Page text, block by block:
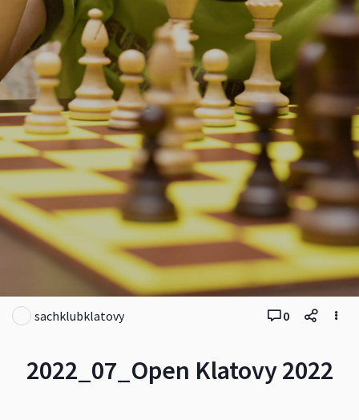
2022_07_Open Klatovy 2022
sachklubklatovy 0